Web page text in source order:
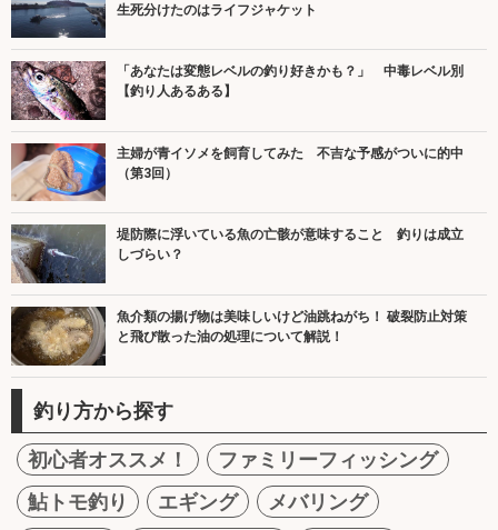
生死分けたのはライフジャケット
「あなたは変態レベルの釣り好きかも？」 中毒レベル別
【釣り人あるある】
主婦が青イソメを飼育してみた 不吉な予感がついに的中
（第3回）
堤防際に浮いている魚の亡骸が意味すること 釣りは成立
しづらい？
魚介類の揚げ物は美味しいけど油跳ねがち！ 破裂防止対策
と飛び散った油の処理について解説！
釣り方から探す
初心者オススメ！
ファミリーフィッシング
鮎トモ釣り
エギング
メバリング